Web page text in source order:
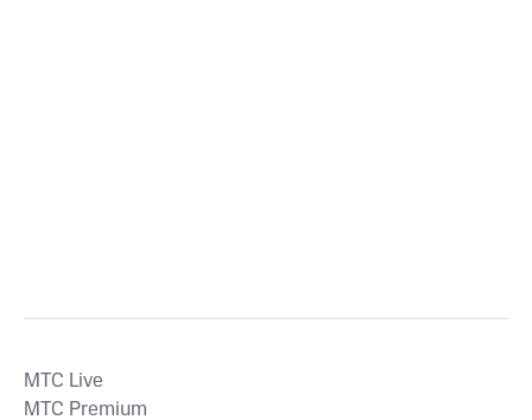
MTС Live
MTС Premium